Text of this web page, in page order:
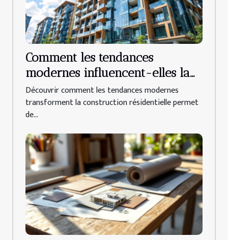
Comment les tendances
modernes influencent-elles la
construction résidentielle ?
Découvrir comment les tendances modernes
transforment la construction résidentielle permet
de...